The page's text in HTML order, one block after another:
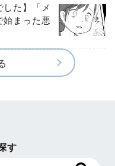
した】「メ
始まった悪
す